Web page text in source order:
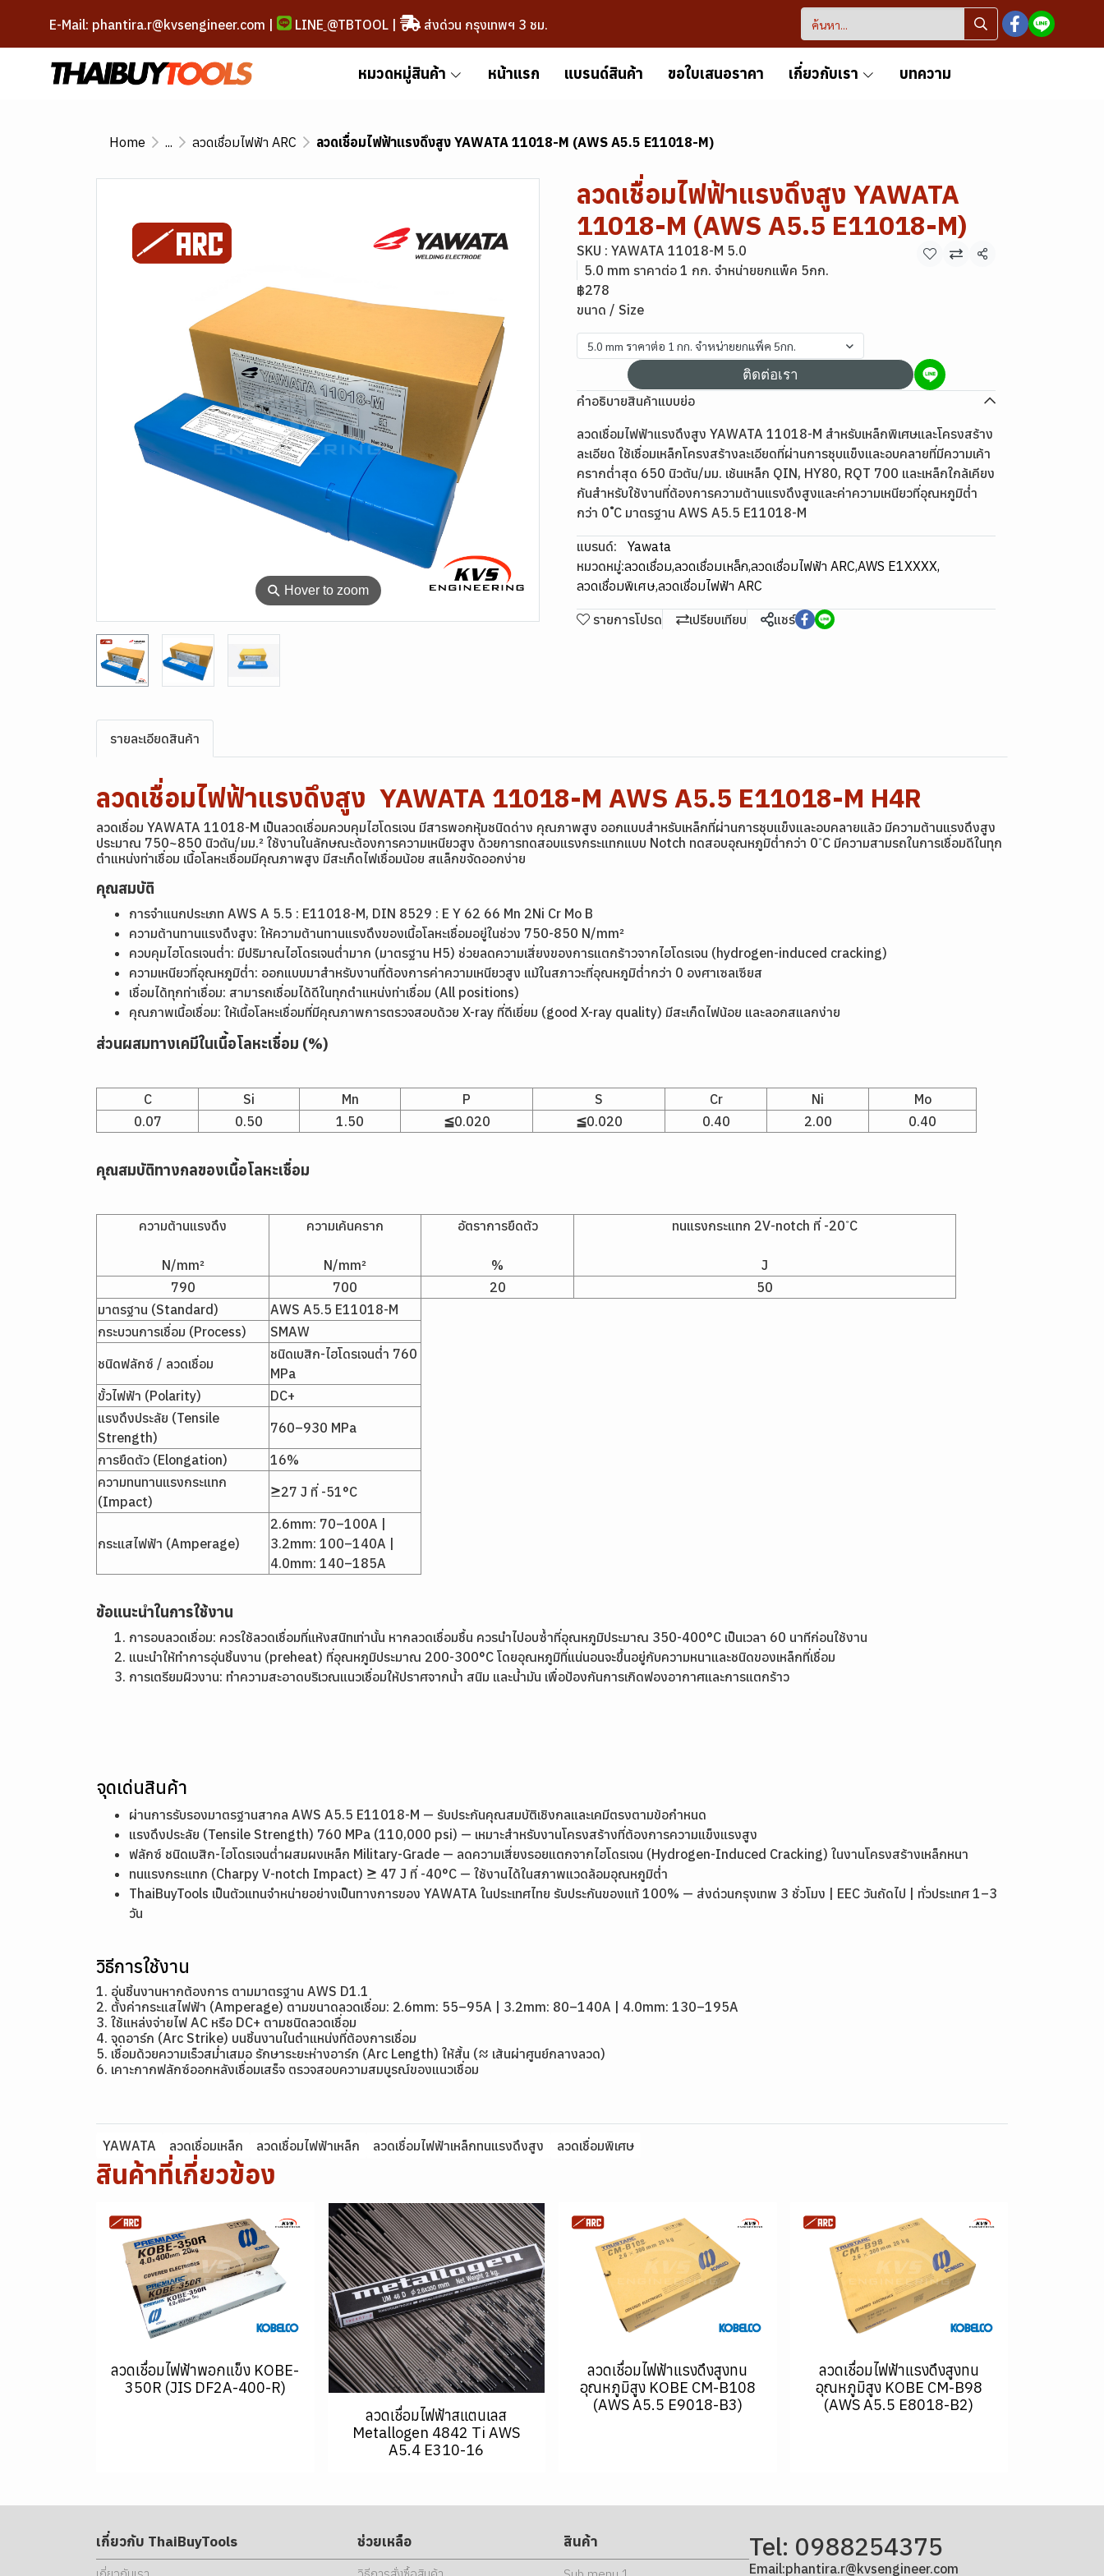
E-Mail: phantira.r@kvsengineer.com | LINE @TBTOOL| ส่งด่วน กรุงเทพฯ 3 ชม.
หมวดหมู่สินค้า หน้าแรก แบรนด์สินค้า ขอใบเสนอราคา เกี่ยวกับเรา บทความ
Home ... ลวดเชื่อมไฟฟ้า ARC ลวดเชื่อมไฟฟ้าแรงดึงสูง YAWATA 11018-M (AWS A5.5 E11018-M)
⚲ Hover to zoom
ลวดเชื่อมไฟฟ้าแรงดึงสูง YAWATA
11018-M (AWS A5.5 E11018-M)
SKU : YAWATA 11018-M 5.0
5.0 mm ราคาต่อ 1 กก. จำหน่ายยกแพ็ค 5กก.
แชร์
฿278
ขนาด / Size
5.0 mm ราคาต่อ 1 กก. จำหน่ายยกแพ็ค 5กก.
ติดต่อเรา
คำอธิบายสินค้าแบบย่อ
ลวดเชื่อมไฟฟ้าแรงดึงสูง YAWATA 11018-M สำหรับเหล็กพิเศษและโครงสร้าง
ละเอียด ใช้เชื่อมเหล็กโครงสร้างละเอียดที่ผ่านการชุบแข็งและอบคลายที่มีความเค้า
ครากต่ำสุด 650 นิวตัน/มม. เช้นเหล็ก QIN, HY80, RQT 700 และเหล็กใกล้เคียง
กันสำหรับใช้งานที่ต้องการความต้านแรงดึงสูงและค่าความเหนียวที่อุณหภูมิต่ำ
กว่า 0 ํC มาตรฐาน AWS A5.5 E11018-M
แบรนด์:
Yawata
หมวดหมู่:ลวดเชื่อม,ลวดเชื่อมเหล็ก,ลวดเชื่อมไฟฟ้า ARC,AWS E1XXXX,
ลวดเชื่อมพิเศษ,ลวดเชื่อมไฟฟ้า ARC
รายการโปรด เปรียบเทียบ แชร์
รายละเอียดสินค้า
ลวดเชื่อมไฟฟ้าแรงดึงสูง YAWATA 11018-M AWS A5.5 E11018-M H4R
ลวดเชื่อม YAWATA 11018-M เป็นลวดเชื่อมควบคุมไฮโดรเจน มีสารพอกหุ้มชนิดด่าง คุณภาพสูง ออกแบบสำหรับเหล็กที่ผ่านการชุบแข็งและอบคลายแล้ว มีความต้านแรงดึงสูง
ประมาณ 750~850 นิวตัน/มม.² ใช้งานในลักษณะต้องการความเหนียวสูง ด้วยการทดสอบแรงกระแทกแบบ Notch ทดสอบอุณหภูมิต่ำกว่า 0 ํC มีความสามรถในการเชื่อมดีในทุก
ตำแหน่งท่าเชื่อม เนื้อโลหะเชื่อมมีคุณภาพสูง มีสะเก็ดไฟเชื่อมน้อย สแล็กขจัดออกง่าย
คุณสมบัติ
การจำแนกประเภท AWS A 5.5 : E11018-M, DIN 8529 : E Y 62 66 Mn 2Ni Cr Mo B
ความต้านทานแรงดึงสูง: ให้ความต้านทานแรงดึงของเนื้อโลหะเชื่อมอยู่ในช่วง 750-850 N/mm²
ควบคุมไฮโดรเจนต่ำ: มีปริมาณไฮโดรเจนต่ำมาก (มาตรฐาน H5) ช่วยลดความเสี่ยงของการแตกร้าวจากไฮโดรเจน (hydrogen-induced cracking)
ความเหนียวที่อุณหภูมิต่ำ: ออกแบบมาสำหรับงานที่ต้องการค่าความเหนียวสูง แม้ในสภาวะที่อุณหภูมิต่ำกว่า 0 องศาเซลเซียส
เชื่อมได้ทุกท่าเชื่อม: สามารถเชื่อมได้ดีในทุกตำแหน่งท่าเชื่อม (All positions)
คุณภาพเนื้อเชื่อม: ให้เนื้อโลหะเชื่อมที่มีคุณภาพการตรวจสอบด้วย X-ray ที่ดีเยี่ยม (good X-ray quality) มีสะเก็ดไฟน้อย และลอกสแลกง่าย
ส่วนผสมทางเคมีในเนื้อโลหะเชื่อม (%)
C Si Mn P S Cr Ni
Mo
0.07
0.50 1.50 ≦0.020 ≦0.020 0.40 2.00 0.40
คุณสมบัติทางกลของเนื้อโลหะเชื่อม
ความต้านแรงดึง
N/mm²
ความเค้นคราก
N/mm²
อัตราการยืดตัว
%
ทนแรงกระแทก 2V-notch ที่ -20 ํC
J
790
700 20
50
มาตรฐาน (Standard)
AWS A5.5 E11018-M
กระบวนการเชื่อม (Process)
SMAW
ชนิดฟลักซ์ / ลวดเชื่อม
ชนิดเบสิก-ไฮโดรเจนต่ำ 760
MPa
ขั้วไฟฟ้า (Polarity)
DC+
แรงดึงประลัย (Tensile
Strength)
760–930 MPa
การยืดตัว (Elongation)
16%
ความทนทานแรงกระแทก
(Impact)
≥27 J ที่ -51°C
กระแสไฟฟ้า (Amperage)
2.6mm: 70–100A |
3.2mm: 100–140A |
4.0mm: 140–185A
ข้อแนะนำในการใช้งาน
การอบลวดเชื่อม: ควรใช้ลวดเชื่อมที่แห้งสนิทเท่านั้น หากลวดเชื่อมชื้น ควรนำไปอบซ้ำที่อุณหภูมิประมาณ 350-400°C เป็นเวลา 60 นาทีก่อนใช้งาน
แนะนำให้ทำการอุ่นชิ้นงาน (preheat) ที่อุณหภูมิประมาณ 200-300°C โดยอุณหภูมิที่แน่นอนจะขึ้นอยู่กับความหนาและชนิดของเหล็กที่เชื่อม
การเตรียมผิวงาน: ทำความสะอาดบริเวณแนวเชื่อมให้ปราศจากน้ำ สนิม และน้ำมัน เพื่อป้องกันการเกิดฟองอากาศและการแตกร้าว
จุดเด่นสินค้า
ผ่านการรับรองมาตรฐานสากล AWS A5.5 E11018-M — รับประกันคุณสมบัติเชิงกลและเคมีตรงตามข้อกำหนด
แรงดึงประลัย (Tensile Strength) 760 MPa (110,000 psi) — เหมาะสำหรับงานโครงสร้างที่ต้องการความแข็งแรงสูง
ฟลักซ์ ชนิดเบสิก-ไฮโดรเจนต่ำผสมผงเหล็ก Military-Grade — ลดความเสี่ยงรอยแตกจากไฮโดรเจน (Hydrogen-Induced Cracking) ในงานโครงสร้างเหล็กหนา
ทนแรงกระแทก (Charpy V-notch Impact) ≥ 47 J ที่ -40°C — ใช้งานได้ในสภาพแวดล้อมอุณหภูมิต่ำ
ThaiBuyTools เป็นตัวแทนจำหน่ายอย่างเป็นทางการของ YAWATA ในประเทศไทย รับประกันของแท้ 100% — ส่งด่วนกรุงเทพ 3 ชั่วโมง | EEC วันถัดไป | ทั่วประเทศ 1–3
วัน
วิธีการใช้งาน
1. อุ่นชิ้นงานหากต้องการ ตามมาตรฐาน AWS D1.1
2. ตั้งค่ากระแสไฟฟ้า (Amperage) ตามขนาดลวดเชื่อม: 2.6mm: 55–95A | 3.2mm: 80–140A | 4.0mm: 130–195A
3. ใช้แหล่งจ่ายไฟ AC หรือ DC+ ตามชนิดลวดเชื่อม
4. จุดอาร์ก (Arc Strike) บนชิ้นงานในตำแหน่งที่ต้องการเชื่อม
5. เชื่อมด้วยความเร็วสม่ำเสมอ รักษาระยะห่างอาร์ก (Arc Length) ให้สั้น (≈ เส้นผ่าศูนย์กลางลวด)
6. เคาะกากฟลักซ์ออกหลังเชื่อมเสร็จ ตรวจสอบความสมบูรณ์ของแนวเชื่อม
YAWATA ลวดเชื่อมเหล็ก ลวดเชื่อมไฟฟ้าเหล็ก ลวดเชื่อมไฟฟ้าเหล็กทนแรงดึงสูง ลวดเชื่อมพิเศษ
สินค้าที่เกี่ยวข้อง
ลวดเชื่อมไฟฟ้าพอกแข็ง KOBE-
350R (JIS DF2A-400-R)
ลวดเชื่อมไฟฟ้าสแตนเลส
Metallogen 4842 Ti AWS
A5.4 E310-16
ลวดเชื่อมไฟฟ้าแรงดึงสูงทน
อุณหภูมิสูง KOBE CM-B108
(AWS A5.5 E9018-B3)
ลวดเชื่อมไฟฟ้าแรงดึงสูงทน
อุณหภูมิสูง KOBE CM-B98
(AWS A5.5 E8018-B2)
เกี่ยวกับ ThaiBuyTools ช่วยเหลือ สินค้า Tel: 0988254375
Email:phantira.r@kvsengineer.com